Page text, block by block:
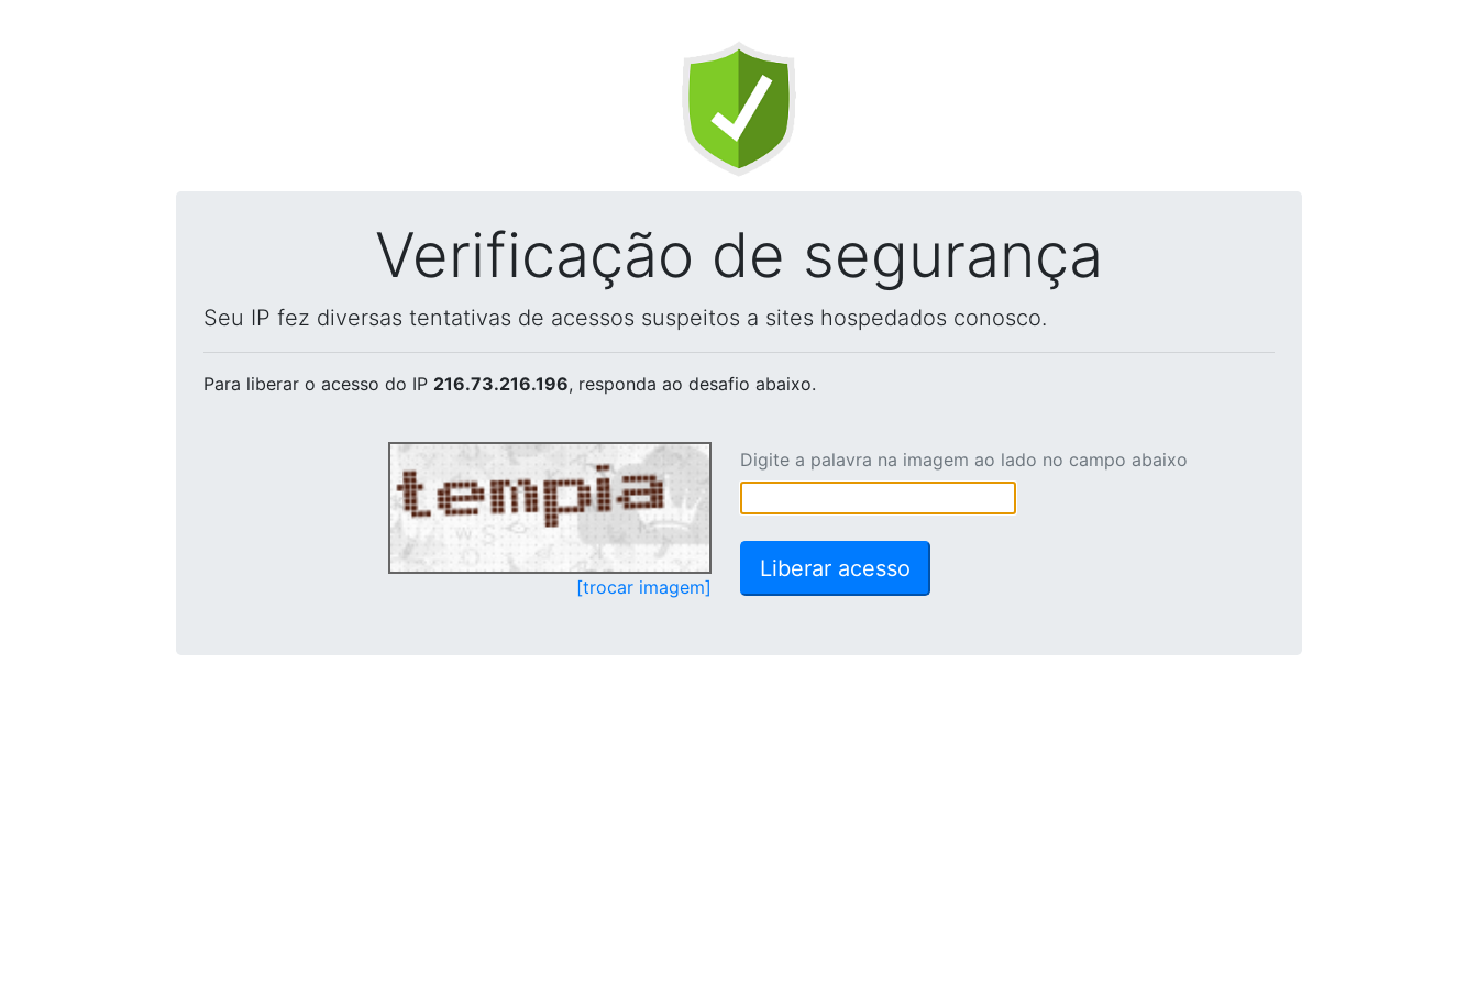
Verificação de segurança
Seu IP fez diversas tentativas de acessos suspeitos a sites hospedados conosco.
Para liberar o acesso do IP 216.73.216.196, responda ao desafio abaixo.
[trocar imagem]
Digite a palavra na imagem ao lado no campo abaixo